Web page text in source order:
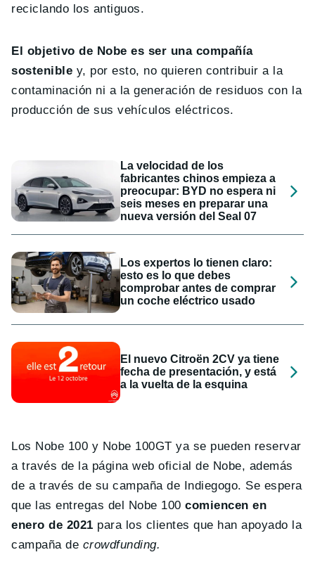
reciclando los antiguos.
El objetivo de Nobe es ser una compañía
sostenible y, por esto, no quieren contribuir a la
contaminación ni a la generación de residuos con la
producción de sus vehículos eléctricos.
La velocidad de los
fabricantes chinos empieza a
preocupar: BYD no espera ni
seis meses en preparar una
nueva versión del Seal 07
Los expertos lo tienen claro:
esto es lo que debes
comprobar antes de comprar
un coche eléctrico usado
El nuevo Citroën 2CV ya tiene
fecha de presentación, y está
a la vuelta de la esquina
Los Nobe 100 y Nobe 100GT ya se pueden reservar
a través de la página web oficial de Nobe, además
de a través de su campaña de Indiegogo. Se espera
que las entregas del Nobe 100comiencen en
enero de 2021 para los clientes que han apoyado la
campaña de crowdfunding.